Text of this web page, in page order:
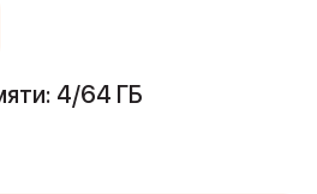
4/64 ГБ